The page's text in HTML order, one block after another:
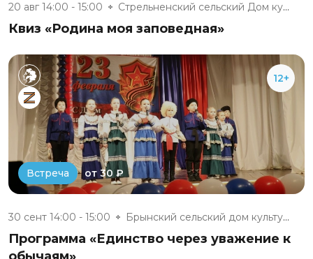
20 авг 14:00 - 15:00 Стрельненский сельский Дом кул...
Квиз «Родина моя заповедная»
12+
Встреча от 30 ₽
30 сент 14:00 - 15:00 Брынский сельский дом культуры
Программа «Единство через уважение к